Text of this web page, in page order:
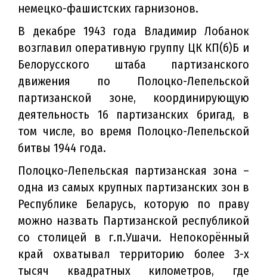
немецко-фашистских гарнизонов.
В декабре 1943 года Владимир Лобанок
возглавил оперативную группу ЦК КП(б)Б и
Белорусского штаба партизанского
движения по Полоцко-Лепельской
партизанской зоне, координирующую
деятельность 16 партизанских бригад, в
том числе, во время Полоцко-Лепельской
битвы 1944 года.
Полоцко-Лепельская партизанская зона –
одна из самых крупных партизанских зон в
Республике Беларусь, которую по праву
можно назвать Партизанской республикой
со столицей в г.п.Ушачи. Непокорённый
край охватывал территорию более 3-х
тысяч квадратных километров, где